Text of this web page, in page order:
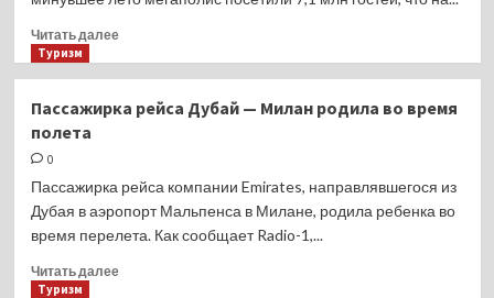
на яхте
Читать далееПрочитать
отрасль
восстановилась
до уровня
2019
года
Туризм
Пассажирка рейса Дубай — Милан родила во время
полета
0
Пассажирка рейса компании Emirates, направлявшегося из
Дубая в аэропорт Мальпенса в Милане, родила ребенка во
время перелета. Как сообщает Radio-1,...
Читать далееПрочитать
Туризм